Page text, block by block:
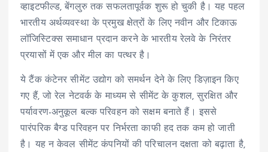
व्हाइटफील्ड, बेंगलुरु तक सफलतापूर्वक शुरू हो चुकी है। यह पहल
भारतीय अर्थव्यवस्था के प्रमुख क्षेत्रों के लिए नवीन और टिकाऊ
लॉजिस्टिक्स समाधान प्रदान करने के भारतीय रेलवे के निरंतर
प्रयासों में एक और मील का पत्थर है।
ये टैंक कंटेनर सीमेंट उद्योग को समर्थन देने के लिए डिज़ाइन किए
गए हैं, जो रेल नेटवर्क के माध्यम से सीमेंट के कुशल, सुरक्षित और
पर्यावरण-अनुकूल बल्क परिवहन को सक्षम बनाते हैं। इससे
पारंपरिक बैग्ड परिवहन पर निर्भरता काफी हद तक कम हो जाती
है। यह न केवल सीमेंट कंपनियों की परिचालन दक्षता को बढ़ाता है,